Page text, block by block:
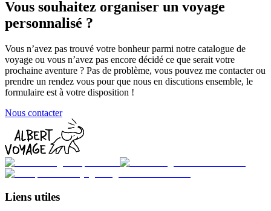
Vous souhaitez organiser un voyage
personnalisé ?
Vous n’avez pas trouvé votre bonheur parmi notre catalogue de
voyage ou vous n’avez pas encore décidé ce que serait votre
prochaine aventure ? Pas de problème, vous pouvez me contacter ou
prendre un rendez vous pour que nous en discutions ensemble, le
formulaire est à votre disposition !
Nous contacter
Liens utiles